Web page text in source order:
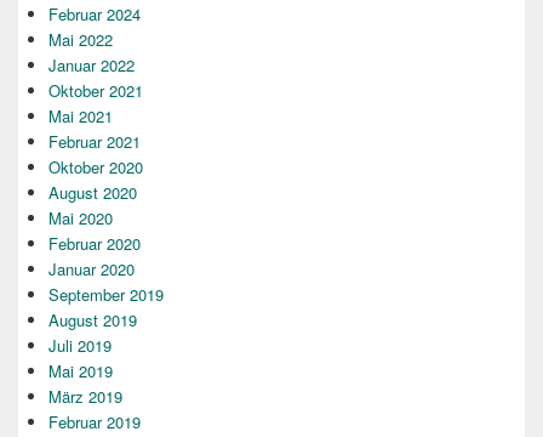
Februar 2024
Mai 2022
Januar 2022
Oktober 2021
Mai 2021
Februar 2021
Oktober 2020
August 2020
Mai 2020
Februar 2020
Januar 2020
September 2019
August 2019
Juli 2019
Mai 2019
März 2019
Februar 2019